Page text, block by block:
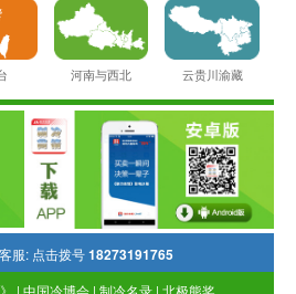
河南与西北 云贵川渝藏
服: 点击拨号18273191765